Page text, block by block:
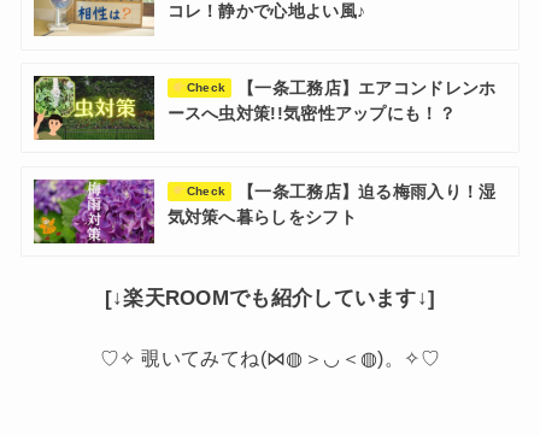
コレ！静かで心地よい風♪
Check
【一条工務店】エアコンドレンホ
ースへ虫対策!!気密性アップにも！？
Check
【一条工務店】迫る梅雨入り！湿
気対策へ暮らしをシフト
[↓楽天ROOMでも紹介しています↓]
♡✧ 覗いてみてね(⋈◍＞◡＜◍)。✧♡